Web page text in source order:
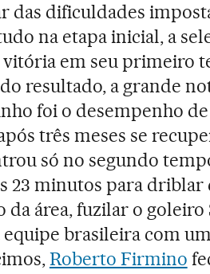
das dificuldades
na etapa inicial, a
vitória em seu primeiro
resultado, a grande
foi o desempenho de
três meses se
só no segundo
23 minutos para driblar
da área, fuzilar o goleiro
equipe brasileira com
Roberto Firmino